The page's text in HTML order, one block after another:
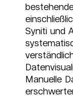
Syniti und
Manuelle